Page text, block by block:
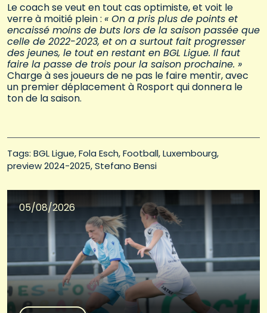
Le coach se veut en tout cas optimiste, et voit le
verre à moitié plein : « On a pris plus de points et
encaissé moins de buts lors de la saison passée que
celle de 2022-2023, et on a surtout fait progresser
des jeunes, le tout en restant en BGL Ligue. Il faut
faire la passe de trois pour la saison prochaine. »
Charge à ses joueurs de ne pas le faire mentir, avec
un premier déplacement à Rosport qui donnera le
ton de la saison.
Tags: BGL Ligue Fola Esch Football Luxembourg
preview 2024-2025 Stefano Bensi
05/08/2026